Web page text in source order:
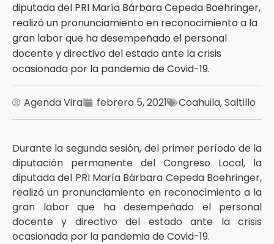
diputada del PRI María Bárbara Cepeda Boehringer,
realizó un pronunciamiento en reconocimiento a la
gran labor que ha desempeñado el personal
docente y directivo del estado ante la crisis
ocasionada por la pandemia de Covid-19.
Agenda Viral febrero 5, 2021 Coahuila,Saltillo
Durante la segunda sesión, del primer período de la
diputación permanente del Congreso Local, la
diputada del PRI María Bárbara Cepeda Boehringer,
realizó un pronunciamiento en reconocimiento a la
gran labor que ha desempeñado el personal
docente y directivo del estado ante la crisis
ocasionada por la pandemia de Covid-19.